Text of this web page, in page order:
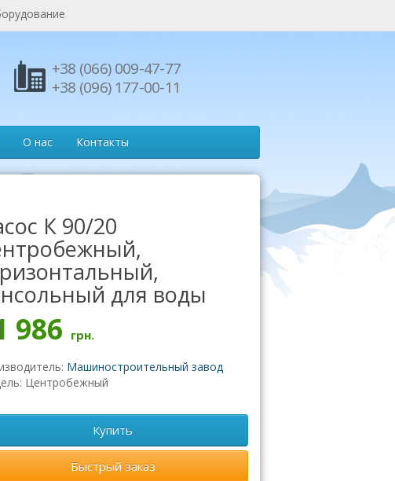
+38 (066) 009-47-77
+38 (096) 177-00-11
О нас Контакты
К 90/20
для воды
986 грн.
Машиностроительный завод
Центробежный
Купить
Быстрый заказ